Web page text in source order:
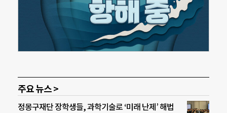
주요 뉴스 >
정몽구재단 장학생들, 과학기술로 ‘미래 난제’ 해법